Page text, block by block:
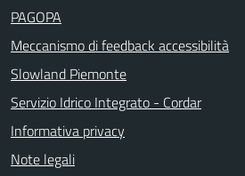
PAGOPA
Meccanismo di feedback accessibilità
Slowland Piemonte
Servizio Idrico Integrato - Cordar
Informativa privacy
Note legali